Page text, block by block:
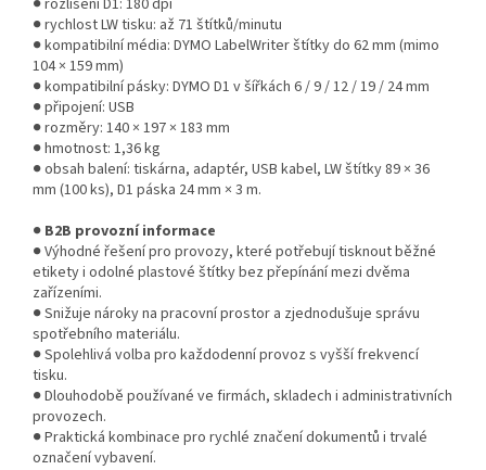
● rychlost LW tisku: až 71 štítků/minutu
● kompatibilní média: DYMO LabelWriter štítky do 62 mm (mimo
104 × 159 mm)
● kompatibilní pásky: DYMO D1 v šířkách 6 / 9 / 12 / 19 / 24 mm
● připojení: USB
● rozměry: 140 × 197 × 183 mm
● hmotnost: 1,36 kg
● obsah balení: tiskárna, adaptér, USB kabel, LW štítky 89 × 36
mm (100 ks), D1 páska 24 mm × 3 m.
● B2B provozní informace
● Výhodné řešení pro provozy, které potřebují tisknout běžné
etikety i odolné plastové štítky bez přepínání mezi dvěma
zařízeními.
● Snižuje nároky na pracovní prostor a zjednodušuje správu
spotřebního materiálu.
● Spolehlivá volba pro každodenní provoz s vyšší frekvencí
tisku.
● Dlouhodobě používané ve firmách, skladech i administrativních
provozech.
● Praktická kombinace pro rychlé značení dokumentů i trvalé
označení vybavení.